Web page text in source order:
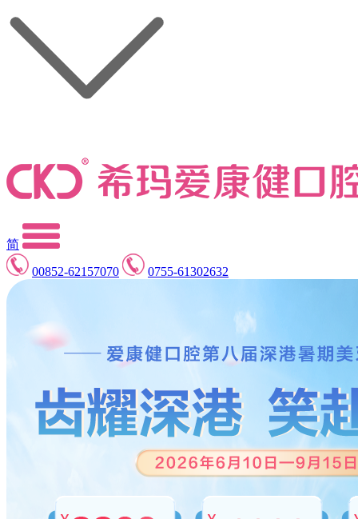
简
00852-62157070
0755-61302632